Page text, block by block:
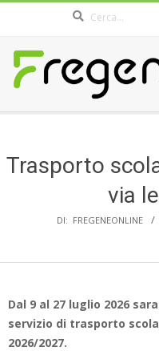
content
Menu
Trasporto
via
DI: FREGENEONLINE
Dal 9 al 27 luglio 2026
servizio di trasporto
2026/2027.